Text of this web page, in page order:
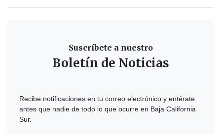
Suscríbete a nuestro
Boletín de Noticias
Recibe notificaciones en tu correo electrónico y entérate
antes que nadie de todo lo que ocurre en Baja California
Sur.